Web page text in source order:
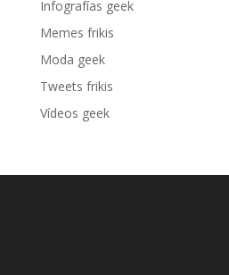
Infografías geek
Memes frikis
Moda geek
Tweets frikis
Vídeos geek